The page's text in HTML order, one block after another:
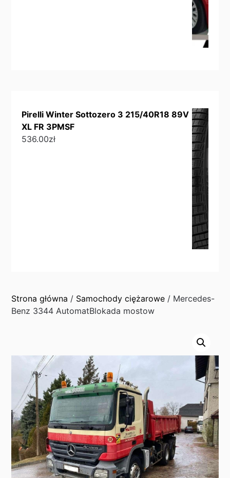
Pirelli Winter Sottozero 3 215/40R18 89V
XL FR 3PMSF
536.00zł
Strona główna / Samochody ciężarowe / Mercedes-
Benz 3344 AutomatBlokada mostow